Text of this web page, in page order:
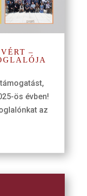
–
ös évben!
az